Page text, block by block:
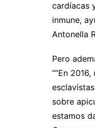
cardíacas
inmune,
Antonella
Pero
“”En
sobre
estamos